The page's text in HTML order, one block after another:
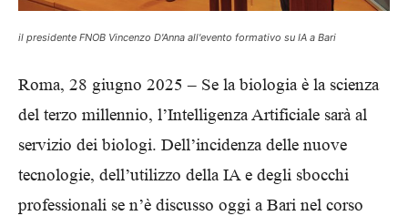
il presidente FNOB Vincenzo D'Anna all'evento formativo su IA a Bari
Roma, 28 giugno 2025 – Se la biologia è la scienza
del terzo millennio, l’Intelligenza Artificiale sarà al
servizio dei biologi. Dell’incidenza delle nuove
tecnologie, dell’utilizzo della IA e degli sbocchi
professionali se n’è discusso oggi a Bari nel corso